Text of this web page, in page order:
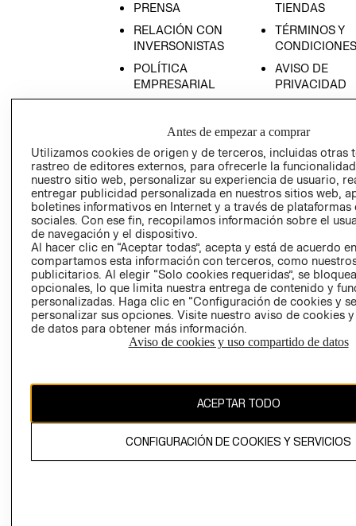
PRENSA
RELACIÓN CON
INVERSONISTAS
POLÍTICA
EMPRESARIAL
TIENDAS
TÉRMINOS Y
CONDICIONES
AVISO DE
PRIVACIDAD
AVISO DE
LIBRO DE
Ecuador ($)
CAMBIAR REGIÓN
propiedad de H&M Hennes & Mauritz AB.
Antes de empezar a comprar
Utilizamos cookies de origen y de terceros, incluidas otras
rastreo de editores externos, para ofrecerle la
nuestro sitio web, personalizar su experiencia de usuario,
entregar publicidad personalizada en nuestros sitios web,
boletines informativos en Internet y a través de plataformas
sociales. Con ese fin, recopilamos información sobre el
de navegación y el dispositivo.
Al hacer clic en “Aceptar todas”, acepta y está de acuerdo
compartamos esta información con terceros, como
publicitarios. Al elegir “Solo cookies requeridas”, se
opcionales, lo que limita nuestra entrega de contenido y
personalizadas. Haga clic en “Configuración de cookies y
personalizar sus opciones. Visite nuestro aviso de cookies
de datos para obtener más información.
Aviso de cookies y uso compartido de datos
ACEPTAR TODO
CONFIGURACIÓN DE COOKIES Y SERVICIOS